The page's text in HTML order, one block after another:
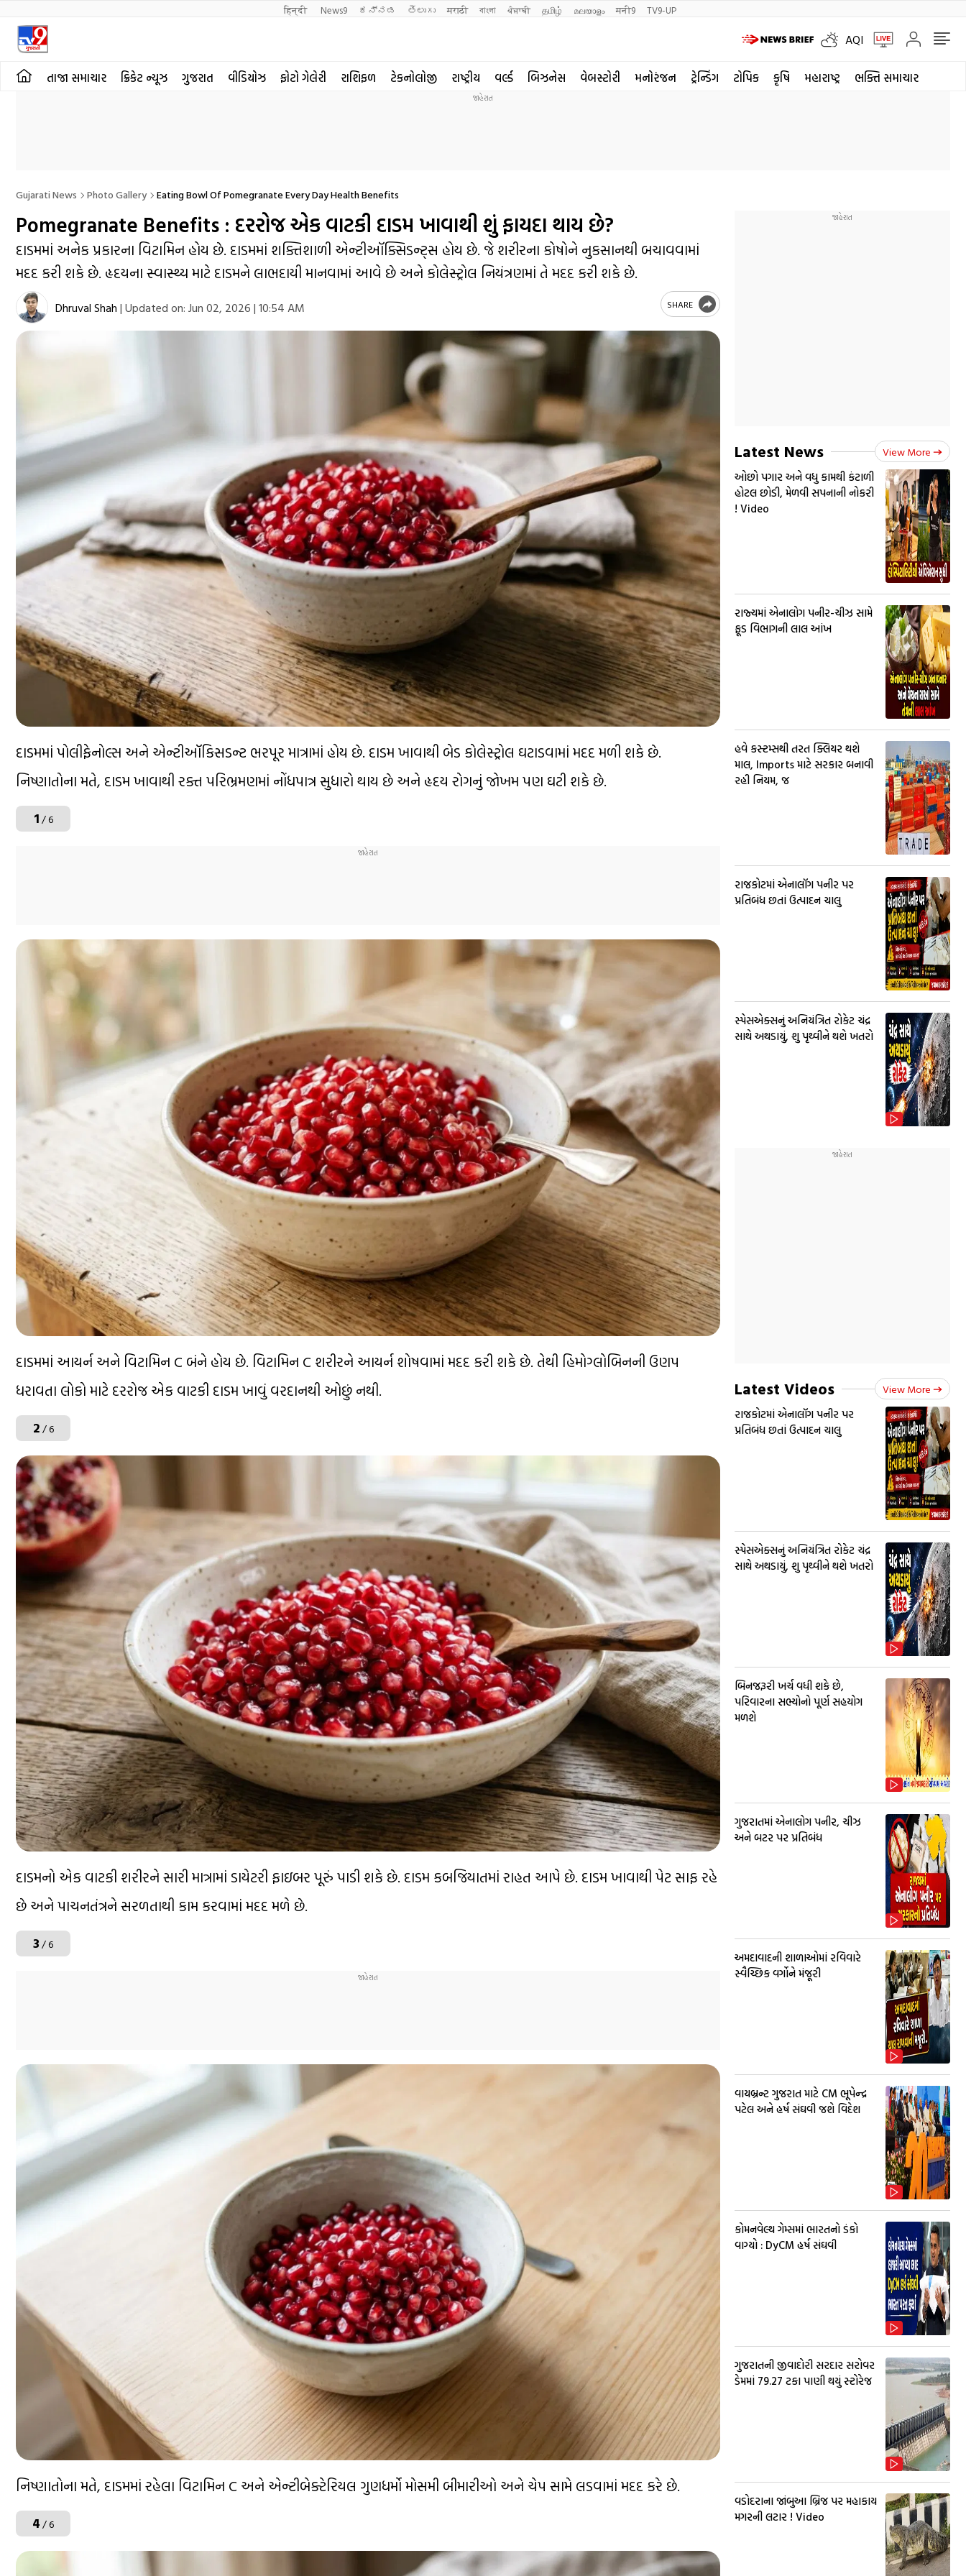
हिन्दी News9 ಕನ್ನಡ తెలుగు मराठी বাংলা ਪੰਜਾਬੀ தமிழ் മലയാളം मनी9 TV9-UP
AQI
તાજા સમાચાર ક્રિકેટ ન્યૂઝ ગુજરાત વીડિયોઝ ફોટો ગેલેરી રાશિફળ ટેકનોલોજી રાષ્ટ્રીય વર્લ્ડ બિઝનેસ વેબસ્ટોરી મનોરંજન ટ્રેન્ડિંગ ટોપિક કૃષિ મહારાષ્ટ્ર ભક્તિ સમાચાર
Gujarati News Photo Gallery Eating Bowl Of Pomegranate Every Day Health Benefits
Pomegranate Benefits : દરરોજ એક વાટકી દાડમ ખાવાથી શું ફાયદા થાય છે?
દાડમમાં અનેક પ્રકારના વિટામિન હોય છે. દાડમમાં શક્તિશાળી એન્ટીઑક્સિડન્ટ્સ હોય છે. જે શરીરના કોષોને નુકસાનથી બચાવવામાં
મદદ કરી શકે છે. હૃદયના સ્વાસ્થ્ય માટે દાડમને લાભદાયી માનવામાં આવે છે અને કોલેસ્ટ્રોલ નિયંત્રણમાં તે મદદ કરી શકે છે.
Dhruval Shah | Updated on: Jun 02, 2026 | 10:54 AM SHARE
દાડમમાં પોલીફેનોલ્સ અને એન્ટીઑકિસડન્ટ ભરપૂર માત્રામાં હોય છે. દાડમ ખાવાથી બેડ કોલેસ્ટ્રોલ ઘટાડવામાં મદદ મળી શકે છે.
નિષ્ણાતોના મતે, દાડમ ખાવાથી રક્ત પરિભ્રમણમાં નોંધપાત્ર સુધારો થાય છે અને હૃદય રોગનું જોખમ પણ ઘટી શકે છે.
1/ 6
દાડમમાં આયર્ન અને વિટામિન C બંને હોય છે. વિટામિન C શરીરને આયર્ન શોષવામાં મદદ કરી શકે છે. તેથી હિમોગ્લોબિનની ઉણપ
ધરાવતા લોકો માટે દરરોજ એક વાટકી દાડમ ખાવું વરદાનથી ઓછું નથી.
2/ 6
દાડમનો એક વાટકી શરીરને સારી માત્રામાં ડાયેટરી ફાઇબર પૂરું પાડી શકે છે. દાડમ કબજિયાતમાં રાહત આપે છે. દાડમ ખાવાથી પેટ સાફ રહે
છે અને પાચનતંત્રને સરળતાથી કામ કરવામાં મદદ મળે છે.
3/ 6
નિષ્ણાતોના મતે, દાડમમાં રહેલા વિટામિન C અને એન્ટીબેક્ટેરિયલ ગુણધર્મો મોસમી બીમારીઓ અને ચેપ સામે લડવામાં મદદ કરે છે.
4/ 6
Latest News View More
ઓછો પગાર અને વધુ કામથી કંટાળી
હોટલ છોડી, મેળવી સપનાની નોકરી
! Video
રાજ્યમાં એનાલોગ પનીર-ચીઝ સામે
ફૂડ વિભાગની લાલ આંખ
હવે કસ્ટમ્સથી તરત ક્લિયર થશે
માલ, Imports માટે સરકાર બનાવી
રહી નિયમ, જ
રાજકોટમાં એનાલૉગ પનીર પર
પ્રતિબંધ છતાં ઉત્પાદન ચાલુ
સ્પેસએક્સનું અનિયંત્રિત રોકેટ ચંદ્ર
સાથે અથડાયું, શુ પૃથ્વીને થશે ખતરો
Latest Videos View More
રાજકોટમાં એનાલૉગ પનીર પર
પ્રતિબંધ છતાં ઉત્પાદન ચાલુ
સ્પેસએક્સનું અનિયંત્રિત રોકેટ ચંદ્ર
સાથે અથડાયું, શુ પૃથ્વીને થશે ખતરો
બિનજરૂરી ખર્ચ વધી શકે છે,
પરિવારના સભ્યોનો પૂર્ણ સહયોગ
મળશે
ગુજરાતમાં એનાલોગ પનીર, ચીઝ
અને બટર પર પ્રતિબંધ
અમદાવાદની શાળાઓમાં રવિવારે
સ્વૈચ્છિક વર્ગોને મંજૂરી
વાયબ્રન્ટ ગુજરાત માટે CM ભૂપેન્દ્ર
પટેલ અને હર્ષ સંઘવી જશે વિદેશ
કોમનવેલ્થ ગેમ્સમાં ભારતનો ડંકો
વાગ્યો : DyCM હર્ષ સંઘવી
ગુજરાતની જીવાદોરી સરદાર સરોવર
ડેમમાં 79.27 ટકા પાણી થયું સ્ટોરેજ
વડોદરાના જાંબુઆ બ્રિજ પર મહાકાય
મગરની લટાર ! Video